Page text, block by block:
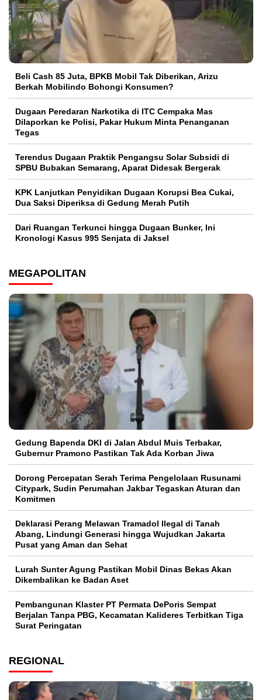
‎Beli Cash 85 Juta, BPKB Mobil Tak Diberikan, Arizu
Berkah Mobilindo Bohongi Konsumen?
Dugaan Peredaran Narkotika di ITC Cempaka Mas
Dilaporkan ke Polisi, Pakar Hukum Minta Penanganan
Tegas
Terendus Dugaan Praktik Pengangsu Solar Subsidi di
SPBU Bubakan Semarang, Aparat Didesak Bergerak
KPK Lanjutkan Penyidikan Dugaan Korupsi Bea Cukai,
Dua Saksi Diperiksa di Gedung Merah Putih
Dari Ruangan Terkunci hingga Dugaan Bunker, Ini
Kronologi Kasus 995 Senjata di Jaksel
MEGAPOLITAN
Gedung Bapenda DKI di Jalan Abdul Muis Terbakar,
Gubernur Pramono Pastikan Tak Ada Korban Jiwa
Dorong Percepatan Serah Terima Pengelolaan Rusunami
Citypark, Sudin Perumahan Jakbar Tegaskan Aturan dan
Komitmen
Deklarasi Perang Melawan Tramadol Ilegal di Tanah
Abang, Lindungi Generasi hingga Wujudkan Jakarta
Pusat yang Aman dan Sehat
Lurah Sunter Agung Pastikan Mobil Dinas Bekas Akan
Dikembalikan ke Badan Aset
Pembangunan Klaster PT Permata DePoris Sempat
Berjalan Tanpa PBG, Kecamatan Kalideres Terbitkan Tiga
Surat Peringatan
REGIONAL